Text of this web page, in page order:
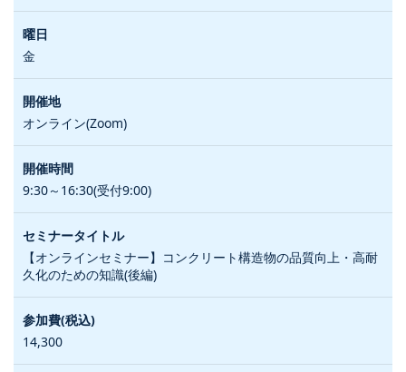
金
オンライン(Zoom)
9:30～16:30(受付9:00)
【オンラインセミナー】コンクリート構造物の品質向上・高耐
久化のための知識(後編)
14,300